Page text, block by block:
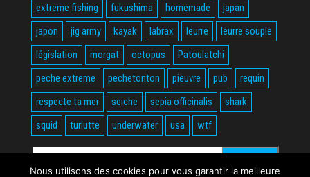
extreme fishing
fukushima homemade
japan
japon
jig army kayak labrax leurre
leurre souple
législation
morgat octopus
Patoulatchi
peche extreme
pechetonton pieuvre pub
requin
respecte ta mer
seiche sepia officinalis
shark
squid
turlutte underwater usa wtf
Rechercher :
Nous utilisons des cookies pour vous garantir la meilleure